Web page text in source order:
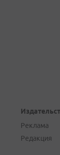
Реклама
Редакция